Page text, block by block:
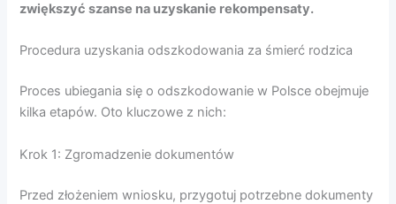
zwiększyć szanse na uzyskanie rekompensaty.
Procedura uzyskania odszkodowania za śmierć rodzica
Proces ubiegania się o odszkodowanie w Polsce obejmuje
kilka etapów. Oto kluczowe z nich:
Krok 1: Zgromadzenie dokumentów
Przed złożeniem wniosku, przygotuj potrzebne dokumenty